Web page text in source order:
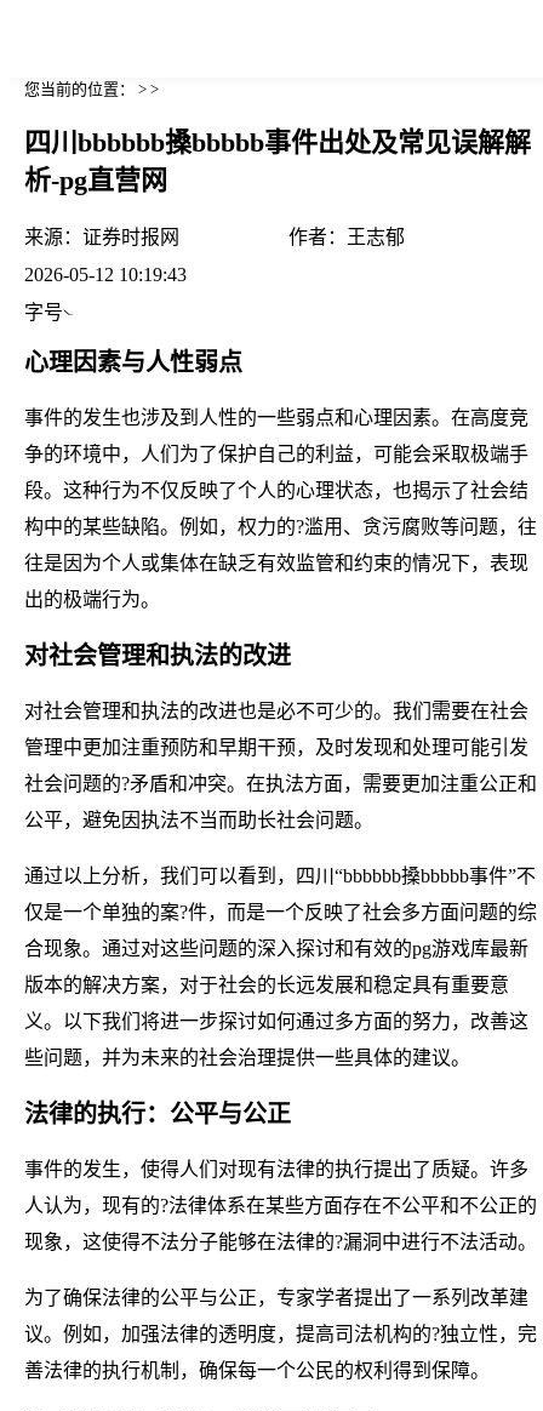
您当前的位置： > >
四川bbbbbb搡bbbbb事件出处及常见误解解
析-pg直营网
来源： 证券时报网 作者：
王志郁
2026-05-12 10:19:43
字号
心理因素与人性弱点
事件的发生也涉及到人性的一些弱点和心理因素。在高度竞
争的环境中，人们为了保护自己的利益，可能会采取极端手
段。这种行为不仅反映了个人的心理状态，也揭示了社会结
构中的某些缺陷。例如，权力的?滥用、贪污腐败等问题，往
往是因为个人或集体在缺乏有效监管和约束的情况下，表现
出的极端行为。
对社会管理和执法的改进
对社会管理和执法的改进也是必不可少的。我们需要在社会
管理中更加注重预防和早期干预，及时发现和处理可能引发
社会问题的?矛盾和冲突。在执法方面，需要更加注重公正和
公平，避免因执法不当而助长社会问题。
通过以上分析，我们可以看到，四川“bbbbbb搡bbbbb事件”不
仅是一个单独的案?件，而是一个反映了社会多方面问题的综
合现象。通过对这些问题的深入探讨和有效的pg游戏库最新
版本的解决方案，对于社会的长远发展和稳定具有重要意
义。以下我们将进一步探讨如何通过多方面的努力，改善这
些问题，并为未来的社会治理提供一些具体的建议。
法律的执行：公平与公正
事件的发生，使得人们对现有法律的执行提出了质疑。许多
人认为，现有的?法律体系在某些方面存在不公平和不公正的
现象，这使得不法分子能够在法律的?漏洞中进行不法活动。
为了确保法律的公平与公正，专家学者提出了一系列改革建
议。例如，加强法律的透明度，提高司法机构的?独立性，完
善法律的执行机制，确保每一个公民的权利得到保障。